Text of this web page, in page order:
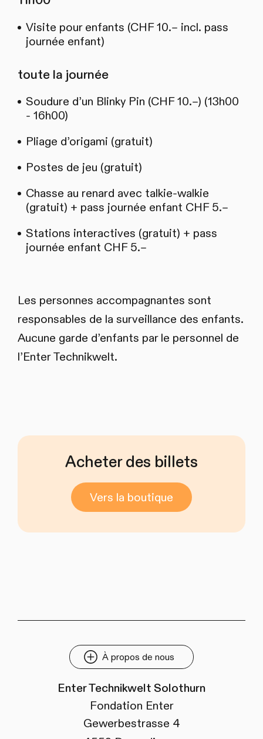
Visite pour enfants (CHF 10.– incl. pass
journée enfant)
toute la journée
Soudure d’un Blinky Pin (CHF 10.–) (13h00
- 16h00)
Pliage d’origami (gratuit)
Postes de jeu (gratuit)
Chasse au renard avec talkie‑walkie
(gratuit) + pass journée enfant CHF 5.–
Stations interactives (gratuit) + pass
journée enfant CHF 5.–
Les personnes accompagnantes sont
responsables de la surveillance des enfants.
Aucune garde d’enfants par le personnel de
l’Enter Technikwelt.
Acheter des billets
Vers la boutique
À propos de nous
Enter Technikwelt Solothurn
Fondation Enter
Gewerbestrasse 4